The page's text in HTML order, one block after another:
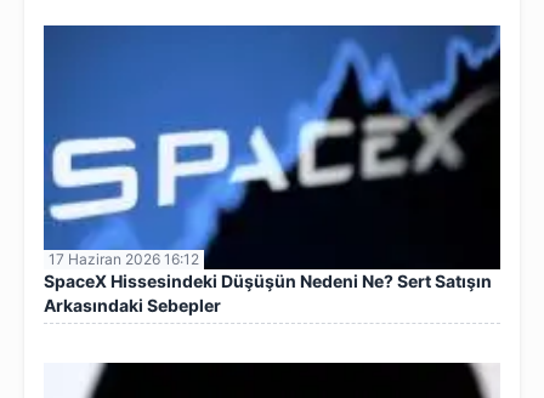
17 Haziran 2026 16:12
SpaceX Hissesindeki Düşüşün Nedeni Ne? Sert Satışın
Arkasındaki Sebepler